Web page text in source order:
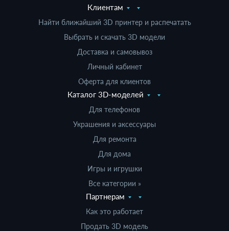
Клиентам
Найти ближайший 3D принтер и распечатать
Выбрать и скачать 3D модели
Доставка и самовывоз
Личный кабинет
Оферта для клиентов
Каталог 3D-моделей
Для телефонов
Украшения и аксессуары
Для ремонта
Для дома
Игры и игрушки
Все категории »
Партнерам
Как это работает
Продать 3D модель